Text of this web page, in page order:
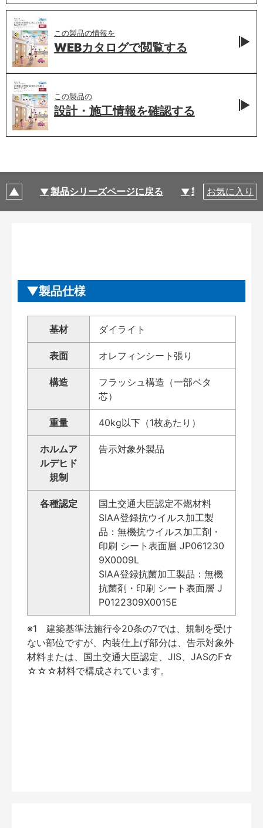
この製品の情報を
WEBカタログで閲覧する
この製品の
設計・施工情報を確認する
製品シリーズページに戻る 製品仕様
お気に入り
製品仕様
基材 ダイライト
表面 オレフィンシート張り
構造
フラッシュ構造（一部ベタ
芯）
重量 40kg以下（1枚あたり）
ホルムア
ルデヒド
規制
告示対象外製品
各種認定
国土交通大臣認定不燃材料
SIAA登録抗ウイルス加工製
品：無機抗ウイルス加工剤・
印刷 シート表面層 JP061230
9X0009L
SIAA登録抗菌加工製品：無機
抗菌剤・印刷 シート表面層 J
P0122309X0015E
※1 建築基準法施行令20条の7では、規制を受け
ない部位ですが、内装仕上げ部分は、告示対象外
材料または、国土交通大臣認定、JIS、JASのF☆
☆☆☆材料で構成されています。